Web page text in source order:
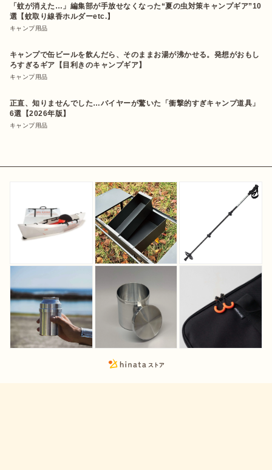
「蚊が消えた…」編集部が手放せなくなった“夏の虫対策キャンプギア”10
選【蚊取り線香ホルダーetc.】
キャンプ用品
キャンプで缶ビールを飲んだら、そのままお湯が沸かせる。発想がおもし
ろすぎるギア【目利きのキャンプギア】
キャンプ用品
正直、知りませんでした…バイヤーが驚いた「衝撃的すぎキャンプ道具」
6選【2026年版】
キャンプ用品